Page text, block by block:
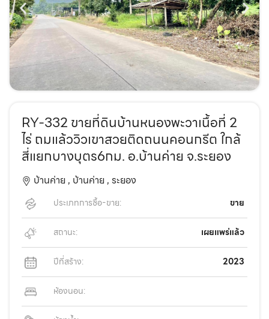
RY-332 ขายที่ดินบ้านหนองพะวาเนื้อที่ 2
ไร่ ถมแล้ววิวเขาสวยติดถนนคอนกรีต ใกล้
สี่แยกบางบุตร6กม. อ.บ้านค่าย จ.ระยอง
บ้านค่าย , บ้านค่าย , ระยอง
ประเภทการซื้อ-ขาย: ขาย
สถานะ: เผยแพร่แล้ว
ปีที่สร้าง: 2023
ห้องนอน: